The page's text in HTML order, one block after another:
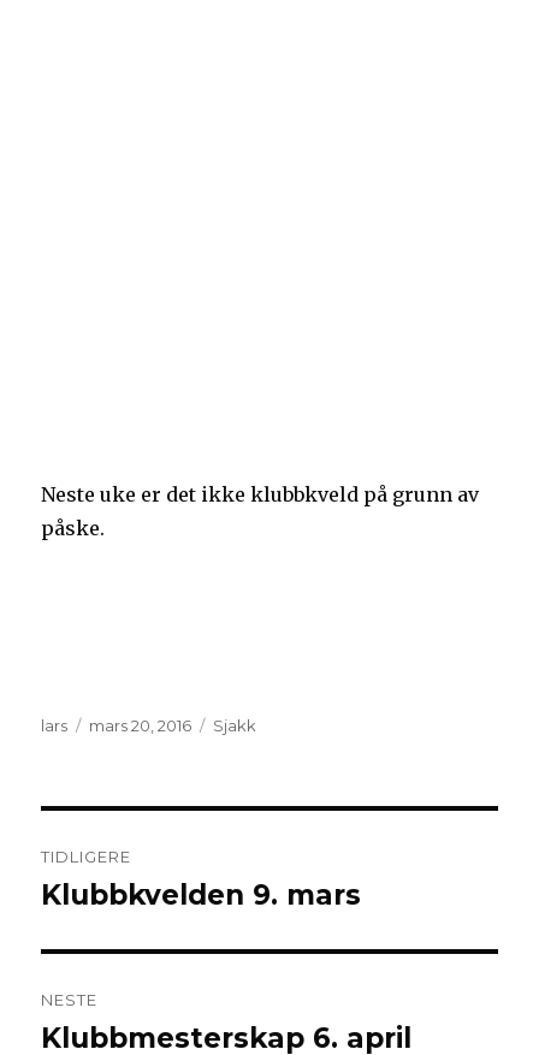
Neste uke er det ikke klubbkveld på grunn av
påske.
Forfatter
lars Publisert
mars 20, 2016 Kategorier
Sjakk
TIDLIGERE
Forrige
Klubbkvelden 9. mars
NESTE
Neste
Klubbmesterskap 6. april